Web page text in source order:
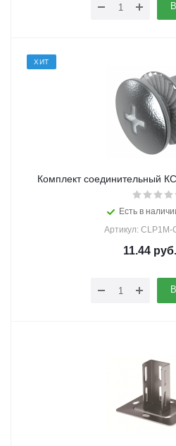
ХИТ
Комплект соединительный
Есть в
Артикул: CLP1M-
11.44руб.